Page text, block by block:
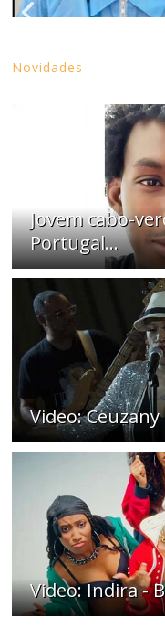
Novidades
Jovem cabo-
Portugal...
Video:
Video: Indira -